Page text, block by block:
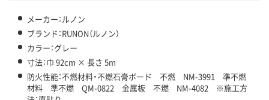
メーカー：ルノン
ブランド：RUNON（ルノン）
カラー：グレー
寸法：巾 92cm × 長さ 5m
防火性能：不燃材料・不燃石膏ボード 不燃 NM-3991 準不燃
材料 準不燃 QM-0822 金属板 不燃 NM-4082 ※施工方